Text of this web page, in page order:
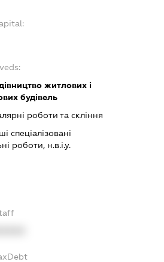
житлових і
будівель
роботи та скління
спеціалізовані
роботи, н.в.і.у.